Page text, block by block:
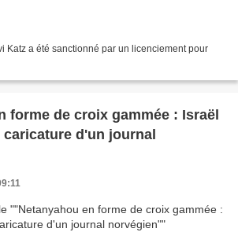
Katz a été sanctionné par un licenciement pour
forme de croix gammée : Israël
d'un journal